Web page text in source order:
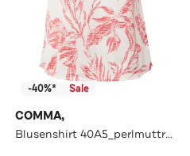
-40%* Sale
COMMA,
Blusenshirt 40A5_perlmuttrosa